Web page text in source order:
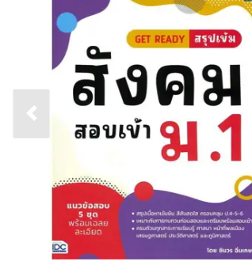
Previous slide